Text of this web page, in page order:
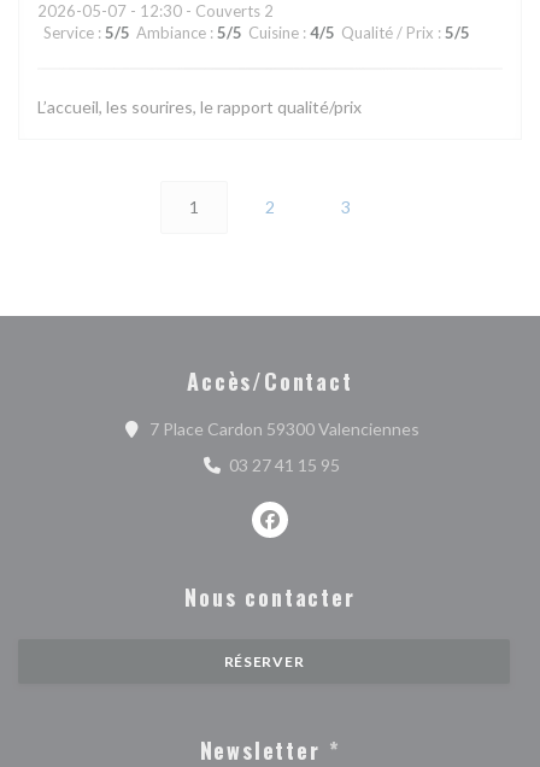
2026-05-07 - 12:30 - Couverts 2
Service : 5/5 Ambiance : 5/5 Cuisine : 4/5 Qualité / Prix : 5/5
L’accueil, les sourires, le rapport qualité/prix
1 2 3
Accès/Contact
7 Place Cardon 59300 Valenciennes((ouvre une
03 27 41 15 95
Facebook ((ouvre une nouvelle
Nous contacter
RÉSERVER
Newsletter *